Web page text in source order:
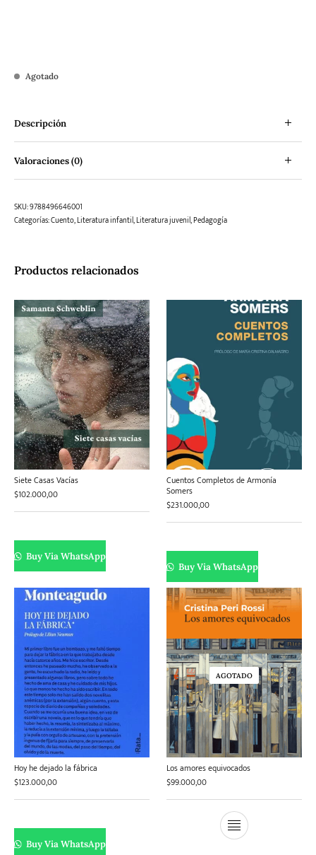
Agotado
Descripción
Valoraciones (0)
SKU:9788496646001
Categorías:Cuento,Literatura infantil,Literatura juvenil,Pedagogía
Productos relacionados
Siete Casas Vacías
$102.000,00
Buy Via WhatsApp
Cuentos Completos de Armonía
Somers
$231.000,00
Buy Via WhatsApp
Hoy he dejado la fábrica
$123.000,00
Buy Via WhatsApp
AGOTADO
Los amores equivocados
$99.000,00